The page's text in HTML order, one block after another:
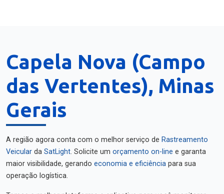
Capela Nova (Campo
das Vertentes), Minas
Gerais
A região agora conta com o melhor serviço de Rastreamento
Veicular da SatLight. Solicite um orçamento on-line e garanta
maior visibilidade, gerando economia e eficiência para sua
operação logística.